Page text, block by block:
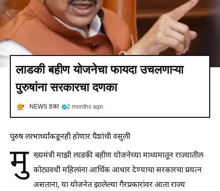
लाडकी बहीण योजनेचा फायदा उचलणाऱ्या
पुरुषांना सरकारचा दणका
NEWS डंका 2 months ago
पुरुष लाभार्थ्यांकडूनही होणार पैशांची वसुली
मु ख्यमंत्री माझी लाडकी बहीण योजनेच्या माध्यमातून राज्यातील
कोट्यवधी महिलांना आर्थिक आधार देण्याचा सरकारचा प्रयत्न
असताना, या योजनेत झालेल्या गैरप्रकारांवर आता राज्य